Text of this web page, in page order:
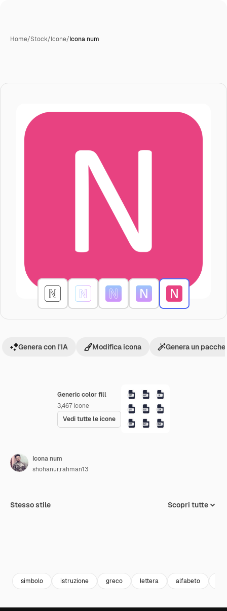
Home/Stock/Icone/Icona num
Generic color fill
3,467 Icone
Vedi tutte le icone
Genera con l'IA Modifica icona Genera un
Icona num
shohanur.rahman13
Stesso stile Scopri tutte
simbolo istruzione greco lettera alfabeto